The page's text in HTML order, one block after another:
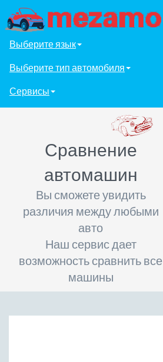
Выберите язык
Выберите тип автомобиля
Сервисы
Сравнение
автомашин
Вы сможете увидить
различия между любыми
авто
Наш сервис дает
возможность сравнить все
машины